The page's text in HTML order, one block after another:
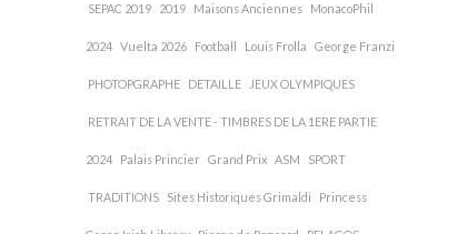
SEPAC 2019 2019 Maisons Anciennes MonacoPhil
2024 Vuelta 2026 Football Louis Frolla George Franzi
PHOTOPGRAPHE DETAILLE JEUX OLYMPIQUES
RETRAIT DE LA VENTE - TIMBRES DE LA 1ERE PARTIE
2024 Palais Princier Grand Prix ASM SPORT
TRADITIONS Sites Historiques Grimaldi Princess